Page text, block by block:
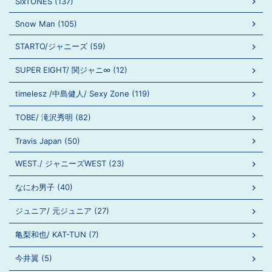
Snow Man (105)
STARTO/ジャニーズ (59)
SUPER EIGHT/ 関ジャニ∞ (12)
timelesz /中島健人/ Sexy Zone (119)
TOBE/ 滝沢秀明 (82)
Travis Japan (50)
WEST./ ジャニーズWEST (23)
なにわ男子 (40)
ジュニア/ 元ジュニア (27)
亀梨和也/ KAT-TUN (7)
今井翼 (5)